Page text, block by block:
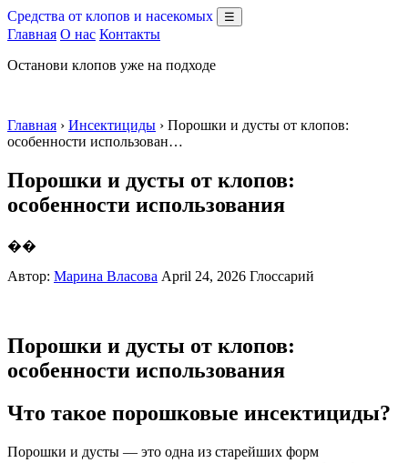
Средства от клопов и насекомых ☰
Главная О нас Контакты
Останови клопов уже на подходе
Главная › Инсектициды › Порошки и дусты от клопов:
особенности использован…
Порошки и дусты от клопов:
особенности использования
��
Автор: Марина Власова April 24, 2026 Глоссарий
Порошки и дусты от клопов:
особенности использования
Что такое порошковые инсектициды?
Порошки и дусты — это одна из старейших форм